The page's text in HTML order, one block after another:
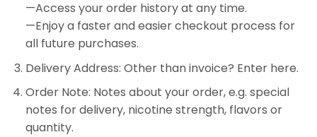
—Access your order history at any time.
—Enjoy a faster and easier checkout process for
all future purchases.
Delivery Address: Other than invoice? Enter here.
Order Note: Notes about your order, e.g. special
notes for delivery, nicotine strength, flavors or
quantity.